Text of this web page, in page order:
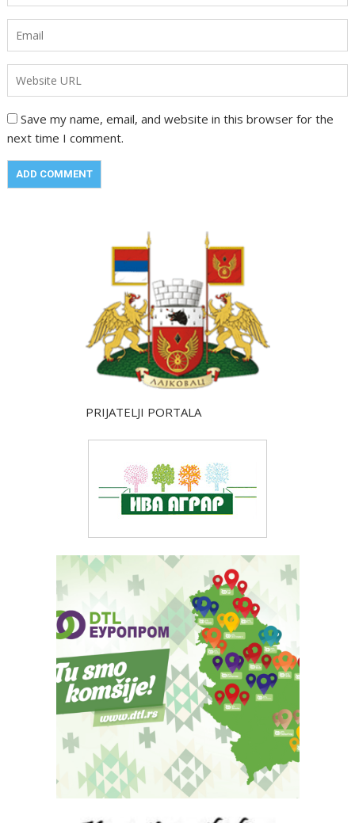
Save my name, email, and website in this browser for the
next time I comment.
PRIJATELJI PORTALA